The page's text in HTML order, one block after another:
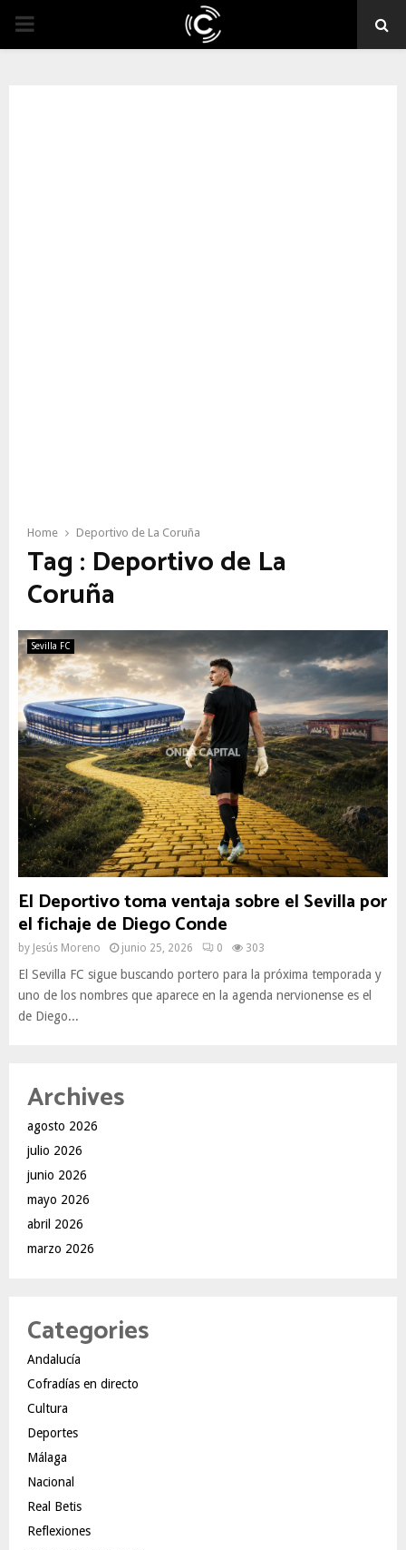
PRIMARY
Home Deportivo de La Coruña
Tag : Deportivo de La
Coruña
Sevilla FC
El Deportivo toma ventaja sobre el Sevilla por
el fichaje de Diego Conde
by Jesús Moreno junio 25, 2026 0 303
El Sevilla FC sigue buscando portero para la próxima temporada y
uno de los nombres que aparece en la agenda nervionense es el
de Diego...
Archives
agosto 2026
julio 2026
junio 2026
mayo 2026
abril 2026
marzo 2026
Categories
Andalucía
Cofradías en directo
Cultura
Deportes
Málaga
Nacional
Real Betis
Reflexiones